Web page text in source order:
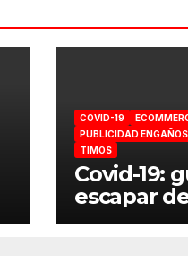
COVID-19
PUBLICIDAD
TIMOS
Covid-19:
escapar
estafas